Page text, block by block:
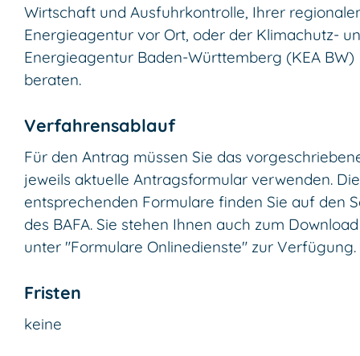
Wirtschaft und Ausfuhrkontrolle, Ihrer
Energieagentur vor Ort, oder der Klimachutz-
Energieagentur Baden-Württemberg (KEA BW)
beraten.
Verfahrensablauf
Für den Antrag müssen Sie das
jeweils aktuelle Antragsformular verwenden. Die
entsprechenden Formulare finden Sie auf den
des BAFA. Sie stehen Ihnen auch zum Download
unter "Formulare Onlinedienste" zur Verfügung.
Fristen
keine